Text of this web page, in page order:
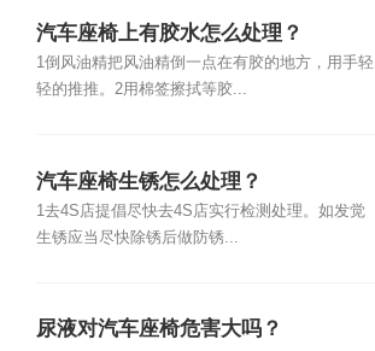
汽车座椅上有胶水怎么处理？
1倒风油精把风油精倒一点在有胶的地方，用手轻
轻的推推。2用棉签擦拭等胶...
汽车座椅生锈怎么处理？
1去4S店提倡尽快去4S店实行检测处理。如发觉
生锈应当尽快除锈后做防锈...
尿液对汽车座椅危害大吗？